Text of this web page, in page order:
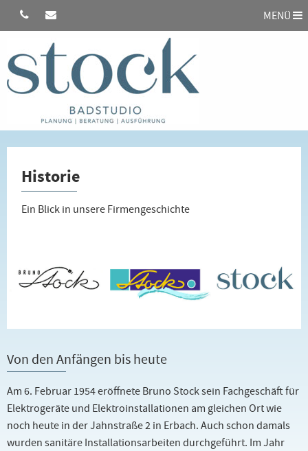
MENÜ
Historie
Ein Blick in unsere Firmengeschichte
Von den Anfängen bis heute
Am 6. Februar 1954 eröffnete Bruno Stock sein Fachgeschäft für
Elektrogeräte und Elektroinstallationen am gleichen Ort wie
noch heute in der Jahnstraße 2 in Erbach. Auch schon damals
wurden sanitäre Installationsarbeiten durchgeführt. Im Jahr